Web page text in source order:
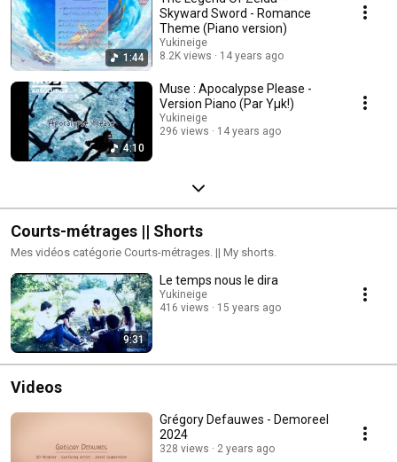
1:44
Skyward Sword - Romance
Theme (Piano version)
Yukineige
8.2K views
14 years ago
4:10
Muse : Apocalypse Please -
Version Piano (Par Yµk!)
Yukineige
296 views
14 years ago
Courts-métrages || Shorts
Mes vidéos catégorie Courts-métrages. || My shorts.
9:31
Le temps nous le dira
Yukineige
416 views
15 years ago
Videos
Grégory Defauwes - Demoreel
2024
328 views 2 years ago